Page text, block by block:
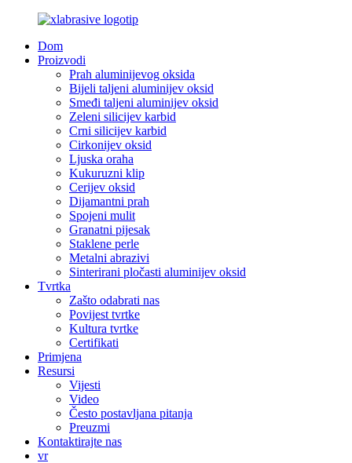
Dom
Proizvodi
Prah aluminijevog oksida
Bijeli taljeni aluminijev oksid
Smeđi taljeni aluminijev oksid
Zeleni silicijev karbid
Crni silicijev karbid
Cirkonijev oksid
Ljuska oraha
Kukuruzni klip
Cerijev oksid
Dijamantni prah
Spojeni mulit
Granatni pijesak
Staklene perle
Metalni abrazivi
Sinterirani pločasti aluminijev oksid
Tvrtka
Zašto odabrati nas
Povijest tvrtke
Kultura tvrtke
Certifikati
Primjena
Resursi
Vijesti
Video
Često postavljana pitanja
Preuzmi
Kontaktirajte nas
vr